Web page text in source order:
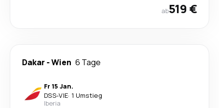
ab519 €
Dakar -Wien 6 Tage
Fr 15 Jan.
DSS-VIE· 1 Umstieg
Iberia